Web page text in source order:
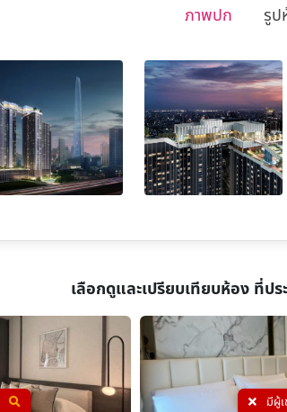
ภาพปก รูป
เลือกดูและเปรียบเทียบห้อง ที่ปร
มีผู้